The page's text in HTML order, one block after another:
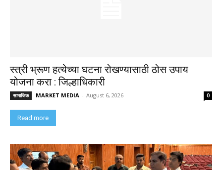
स्त्री भ्रूण हत्येच्या घटना रोखण्यासाठी ठोस उपाय
योजना करा : जिल्हाधिकारी
सामाजिक MARKET MEDIA - August 6, 2026 0
Read more